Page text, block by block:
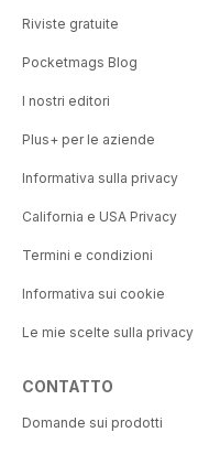
Riviste gratuite
Pocketmags Blog
I nostri editori
Plus+ per le aziende
Informativa sulla privacy
California e USA Privacy
Termini e condizioni
Informativa sui cookie
Le mie scelte sulla privacy
CONTATTO
Domande sui prodotti